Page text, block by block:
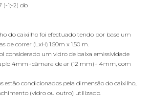
(-1;-2) db
do caixilho foi efectuado tendo por base um
de correr (LxH) 1.50m x 1.50 m.
considerado um vidro de baixa emissividade
4mm+câmara de ar (12 mm)+ 4mm, com
estão condicionados pela dimensão do caixilho,
(vidro ou outro) utilizado.